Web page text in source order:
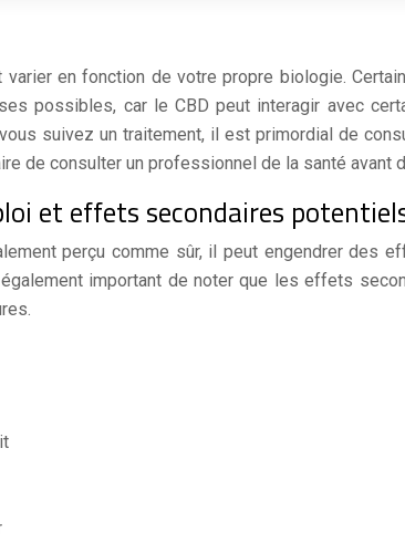
varier en fonction de votre propre biologie.
possibles, car le CBD peut interagir avec
suivez un traitement, il est primordial de
de consulter un professionnel de la santé avant
et effets secondaires
perçu comme sûr, il peut engendrer des
important de noter que les effets